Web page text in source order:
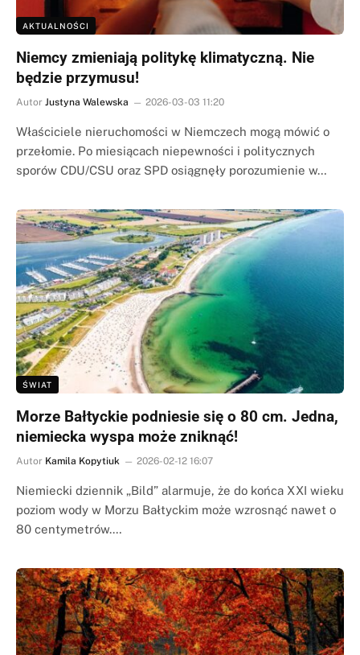
AKTUALNOŚCI
Niemcy zmieniają politykę klimatyczną. Nie
będzie przymusu!
Autor Justyna Walewska 2026-03-03 11:20
Właściciele nieruchomości w Niemczech mogą mówić o
przełomie. Po miesiącach niepewności i politycznych
sporów CDU/CSU oraz SPD osiągnęły porozumienie w…
ŚWIAT
Morze Bałtyckie podniesie się o 80 cm. Jedna,
niemiecka wyspa może zniknąć!
Autor Kamila Kopytiuk 2026-02-12 16:07
Niemiecki dziennik „Bild” alarmuje, że do końca XXI wieku
poziom wody w Morzu Bałtyckim może wzrosnąć nawet o
80 centymetrów.…